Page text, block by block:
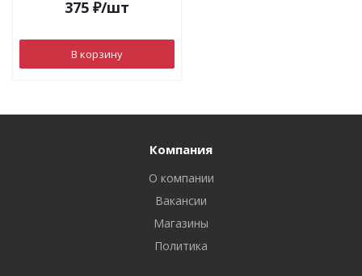
375 ₽/шт
В корзину
Компания
О компании
Вакансии
Магазины
Политика